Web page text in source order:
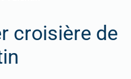
croisière de